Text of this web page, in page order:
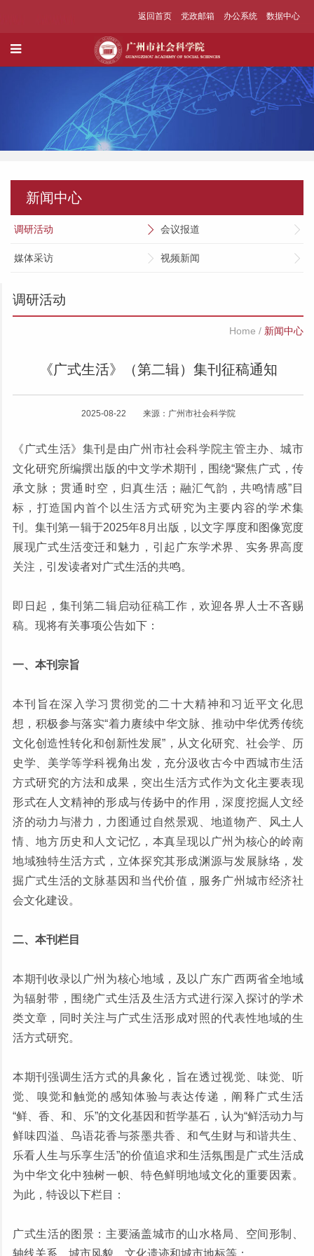
返回首页 党政邮箱 办公系统 数据中心
新闻中心
调研活动 会议报道
媒体采访 视频新闻
调研活动
Home / 新闻中心
《广式生活》（第二辑）集刊征稿通知
2025-08-22 来源：广州市社会科学院
《广式生活》集刊是由广州市社会科学院主管主办、城市
文化研究所编撰出版的中文学术期刊，围绕“聚焦广式，传
承文脉；贯通时空，归真生活；融汇气韵，共鸣情感”目
标，打造国内首个以生活方式研究为主要内容的学术集
刊。集刊第一辑于2025年8月出版，以文字厚度和图像宽度
展现广式生活变迁和魅力，引起广东学术界、实务界高度
关注，引发读者对广式生活的共鸣。
即日起，集刊第二辑启动征稿工作，欢迎各界人士不吝赐
稿。现将有关事项公告如下：
一、本刊宗旨
本刊旨在深入学习贯彻党的二十大精神和习近平文化思
想，积极参与落实“着力赓续中华文脉、推动中华优秀传统
文化创造性转化和创新性发展”，从文化研究、社会学、历
史学、美学等学科视角出发，充分汲收古今中西城市生活
方式研究的方法和成果，突出生活方式作为文化主要表现
形式在人文精神的形成与传扬中的作用，深度挖掘人文经
济的动力与潜力，力图通过自然景观、地道物产、风土人
情、地方历史和人文记忆，本真呈现以广州为核心的岭南
地域独特生活方式，立体探究其形成渊源与发展脉络，发
掘广式生活的文脉基因和当代价值，服务广州城市经济社
会文化建设。
二、本刊栏目
本期刊收录以广州为核心地域，及以广东广西两省全地域
为辐射带，围绕广式生活及生活方式进行深入探讨的学术
类文章，同时关注与广式生活形成对照的代表性地域的生
活方式研究。
本期刊强调生活方式的具象化，旨在透过视觉、味觉、听
觉、嗅觉和触觉的感知体验与表达传递，阐释广式生活
“鲜、香、和、乐”的文化基因和哲学基石，认为“鲜活动力与
鲜味四溢、鸟语花香与茶墨共香、和气生财与和谐共生、
乐看人生与乐享生活”的价值追求和生活氛围是广式生活成
为中华文化中独树一帜、特色鲜明地域文化的重要因素。
为此，特设以下栏目：
广式生活的图景：主要涵盖城市的山水格局、空间形制、
轴线关系、城市风貌、文化遗迹和城市地标等；